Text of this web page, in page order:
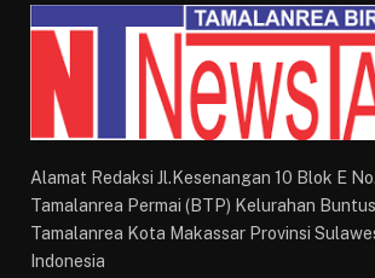
Alamat Redaksi Jl.Kesenangan 10 Blok E
Tamalanrea Permai (BTP) Kelurahan
Tamalanrea Kota Makassar Provinsi
Indonesia